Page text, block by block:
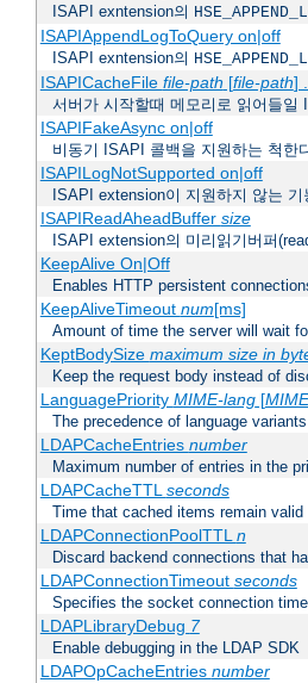
ISAPI exntension의
ISAPIAppendLogToQuery on|off
ISAPI exntension의
ISAPICacheFile file-path [file-path]
서버가 시작할때 메모리로 읽어들일
ISAPIFakeAsync on|off
비동기 ISAPI 콜백을 지원하는 척한
ISAPILogNotSupported on|off
ISAPI extension이 지원하지 않는
ISAPIReadAheadBuffer size
ISAPI extension의 미리읽기버퍼
KeepAlive On|Off
Enables HTTP persistent
KeepAliveTimeout num[ms]
Amount of time the server will wait
KeptBodySize maximum size in
Keep the request body instead of
LanguagePriority MIME-lang[
The precedence of language
LDAPCacheEntries number
Maximum number of entries in the
LDAPCacheTTLseconds
Time that cached items remain valid
LDAPConnectionPoolTTLn
Discard backend connections that
LDAPConnectionTimeout seconds
Specifies the socket connection
LDAPLibraryDebug 7
Enable debugging in the LDAP SDK
LDAPOpCacheEntries number